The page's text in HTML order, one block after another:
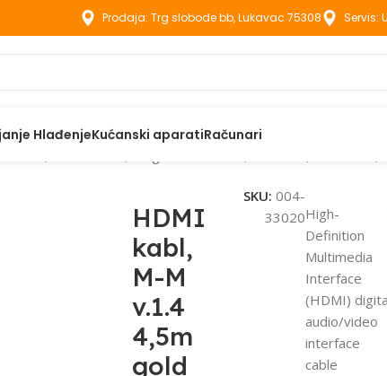
Prodaja: Trg slobode bb, Lukavac 75308 Servis:
HlađenjeKućanski aparatiRačunari
HDMI
kabl,
M-M
v.1.4
4,5m
gold
SKU:004-
33020High-
Definition
Multimedia
Interface
(HDMI)
audio/video
interface
cable